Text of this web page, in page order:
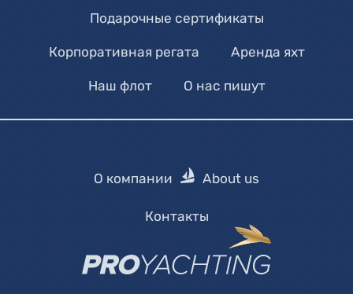
Подарочные сертификаты
Корпоративная регата Аренда яхт
Наш флот О нас пишут
О компании About us
Контакты